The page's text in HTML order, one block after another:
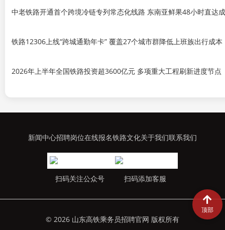
中老铁路开通首个跨境冷链专列常态化线路 东南亚鲜果48小时直达
铁路12306上线“跨城通勤年卡” 覆盖27个城市群降低上班族出行成本
2026年上半年全国铁路投资超3600亿元 多项重大工程刷新进度节点
新闻中心招聘岗位在线报名铁路文化关于我们联系我们
扫码关注公众号 扫码添加客服
© 2026 山东高铁乘务员招聘官网 版权所有
顶部